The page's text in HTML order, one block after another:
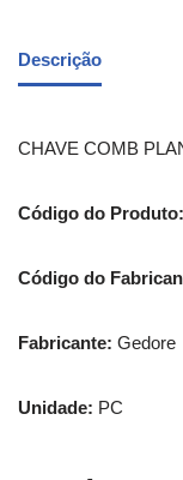
Descrição
CHAVE COMB
Código do Produto:
Código do
Fabricante: Gedore
Unidade: PC